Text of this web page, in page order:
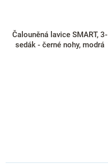
Čalouněná lavice SMART, 3-
sedák - černé nohy, modrá